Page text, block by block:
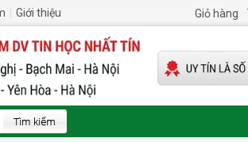
Giỏ hàng
Giới thiệu